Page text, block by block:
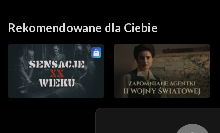
Rekomendowane dla Ciebie